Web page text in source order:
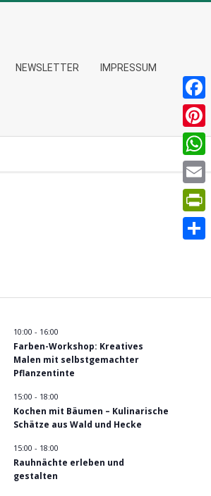
NEWSLETTER IMPRESSUM
10:00 - 16:00
Farben-Workshop: Kreatives
Malen mit selbstgemachter
Pflanzentinte
15:00 - 18:00
Kochen mit Bäumen – Kulinarische
Schätze aus Wald und Hecke
15:00 - 18:00
Rauhnächte erleben und
gestalten
Email